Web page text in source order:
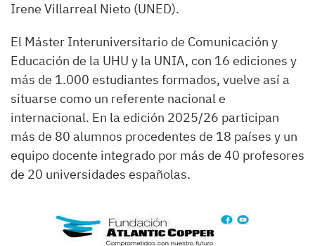
Irene Villarreal Nieto (UNED).
El Máster Interuniversitario de Comunicación y
Educación de la UHU y la UNIA, con 16 ediciones y
más de 1.000 estudiantes formados, vuelve así a
situarse como un referente nacional e
internacional. En la edición 2025/26 participan
más de 80 alumnos procedentes de 18 países y un
equipo docente integrado por más de 40 profesores
de 20 universidades españolas.